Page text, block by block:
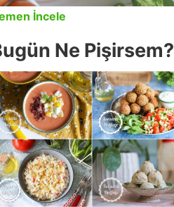
İncele
Ne Pişirsem?